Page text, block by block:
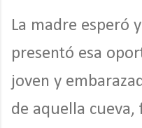
La madre esperó
presentó esa
joven y
de aquella